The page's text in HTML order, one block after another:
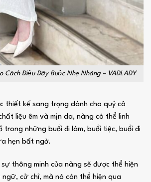
Cách Điệu Dây Buộc Nhẹ Nhàng – VADLADY
thiết kế sang trọng dành cho quý cô
liệu êm và mịn da, nàng có thể linh
trong những buổi đi làm, buổi tiệc, buổi đi
hẹn bất ngờ.
thông minh của nàng sẽ được thể hiện
cử chỉ, mà nó còn thể hiện qua